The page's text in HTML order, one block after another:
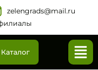
zelengrads@mail.ru
Каталог